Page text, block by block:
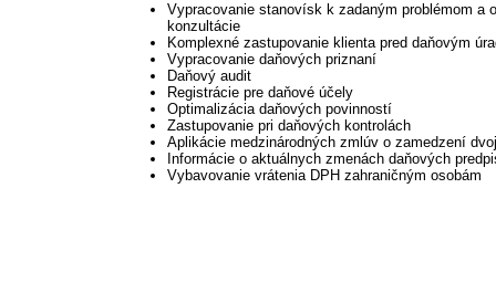
Vypracovanie stanovísk k zadaným problémom a
konzultácie
Komplexné zastupovanie klienta pred daňovým
Vypracovanie daňových priznaní
Daňový audit
Registrácie pre daňové účely
Optimalizácia daňových povinností
Zastupovanie pri daňových kontrolách
Aplikácie medzinárodných zmlúv o zamedzení
Informácie o aktuálnych zmenách daňových
Vybavovanie vrátenia DPH zahraničným osobám